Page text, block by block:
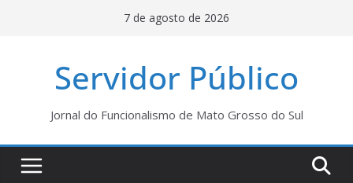
7 de agosto de 2026
Servidor Público
Jornal do Funcionalismo de Mato Grosso do Sul